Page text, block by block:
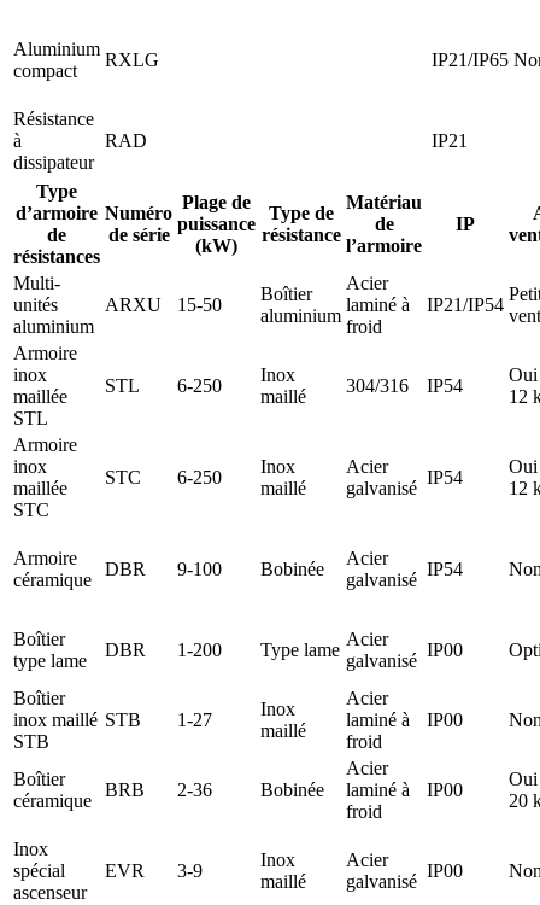
Aluminium
compact
RXLG IP21/IP65
Résistance
à
dissipateur
RAD IP21
Type
d’armoire
de
résistances
Numéro
de série
Plage de
puissance
(kW)
Type de
résistance
Matériau
de
l’armoire
IP
Multi-
unités
aluminium
ARXU 15-50
Boîtier
aluminium
Acier
laminé à
froid
IP21/IP54
Armoire
inox
maillée
STL
STL 6-250
Inox
maillé
304/316 IP54
Oui
12
Armoire
inox
maillée
STC
STC 6-250
Inox
maillé
Acier
galvanisé
IP54
Oui
12
Armoire
céramique
DBR 9-100 Bobinée
Acier
galvanisé
IP54
Boîtier
type lame
DBR 1-200 Type lame
Acier
galvanisé
IP00
Boîtier
inox maillé
STB
STB 1-27
Inox
maillé
Acier
laminé à
froid
IP00
Boîtier
céramique
BRB 2-36 Bobinée
Acier
laminé à
froid
IP00
Oui
20
Inox
spécial
ascenseur
EVR 3-9
Inox
maillé
Acier
galvanisé
IP00